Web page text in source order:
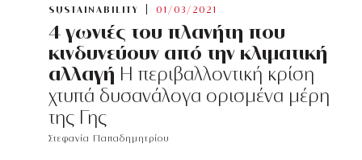
SUSTAINABILITY 01/03/2021
4 γωνιές του πλανήτη που
κινδυνεύουν από την κλιματική
αλλαγή Η περιβαλλοντική κρίση
χτυπά δυσανάλογα ορισμένα μέρη
της Γης
Στεφανία Παπαδημητρίου